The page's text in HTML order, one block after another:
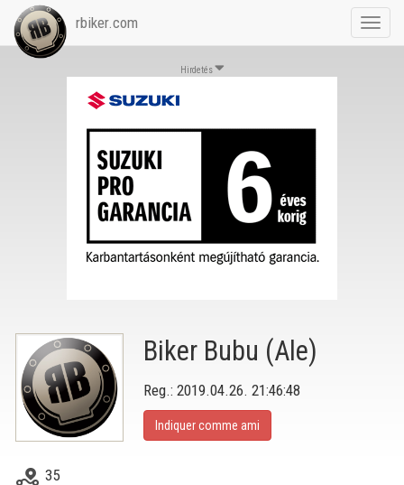
rbiker.com
Hirdetés
Biker Bubu (Ale)
Reg.: 2019.04.26. 21:46:48
Indiquer comme ami
35